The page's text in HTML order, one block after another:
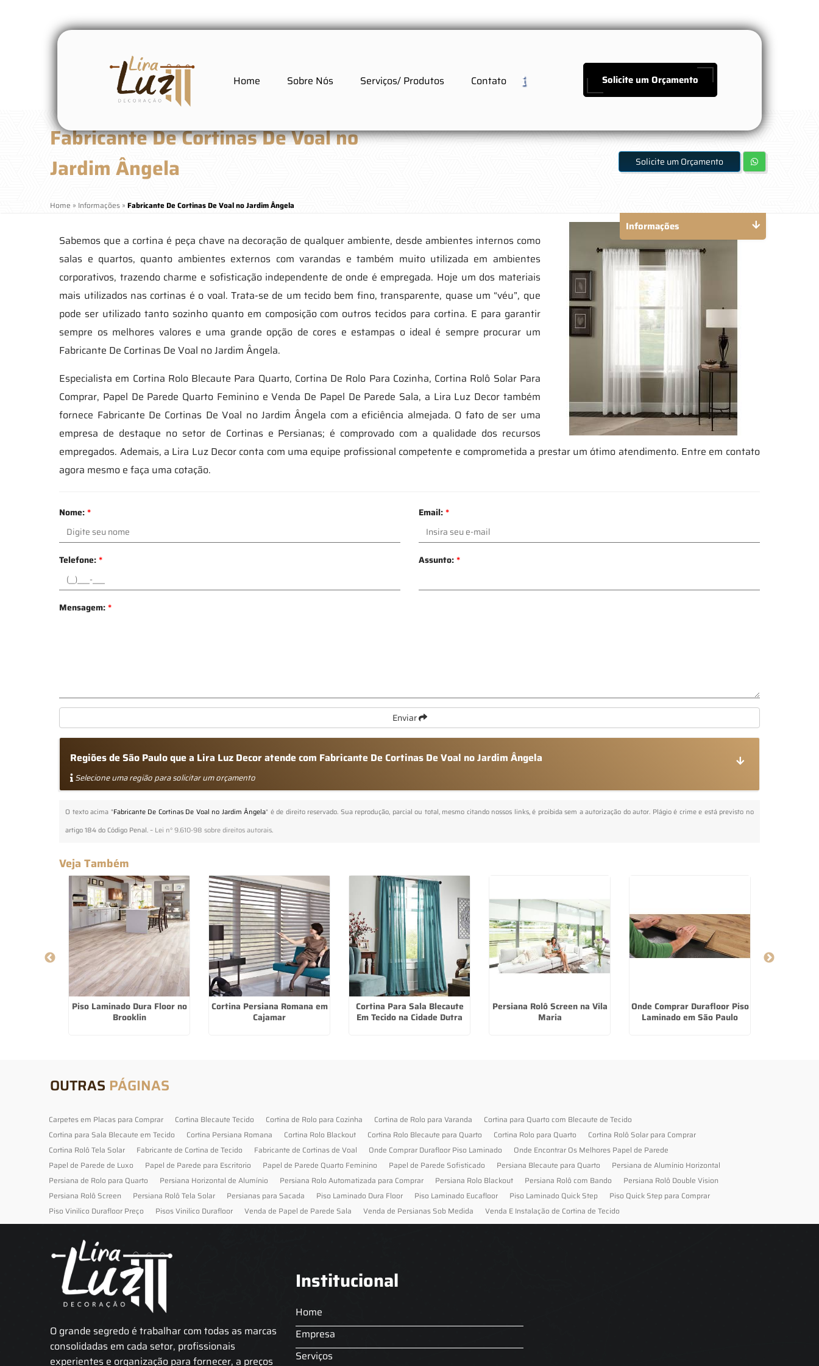
Home Sobre Nós Serviços/ Produtos Contato Solicite um Orçamento
Fabricante De Cortinas De Voal no
Jardim Ângela
Home » Informações »Fabricante De Cortinas De Voal no Jardim Ângela
Solicite um Orçamento
Sabemos que a cortina é peça chave na decoração de qualquer ambiente, desde ambientes internos como
salas e quartos, quanto ambientes externos com varandas e também muito utilizada em ambientes
corporativos, trazendo charme e sofisticação independente de onde é empregada. Hoje um dos materiais
mais utilizados nas cortinas é o voal. Trata-se de um tecido bem fino, transparente, quase um “véu”, que
pode ser utilizado tanto sozinho quanto em composição com outros tecidos para cortina. E para garantir
sempre os melhores valores e uma grande opção de cores e estampas o ideal é sempre procurar um
Fabricante De Cortinas De Voal no Jardim Ângela.
Especialista em Cortina Rolo Blecaute Para Quarto, Cortina De Rolo Para Cozinha, Cortina Rolô Solar Para
Comprar, Papel De Parede Quarto Feminino e Venda De Papel De Parede Sala, a Lira Luz Decor também
fornece Fabricante De Cortinas De Voal no Jardim Ângela com a eficiência almejada. O fato de ser uma
empresa de destaque no setor de Cortinas e Persianas; é comprovado com a qualidade dos recursos
empregados. Ademais, a Lira Luz Decor conta com uma equipe profissional competente e comprometida a prestar um ótimo atendimento. Entre em contato
agora mesmo e faça uma cotação.
Nome:* Email:*
Telefone:* Assunto:*
Mensagem:*
Enviar
Regiões de São Paulo que a Lira Luz Decor atende com Fabricante De Cortinas De Voal no Jardim Ângela
Selecione uma região para solicitar um orçamento
O texto acima "Fabricante De Cortinas De Voal no Jardim Ângela" é de direito reservado. Sua reprodução, parcial ou total, mesmo citando nossos links, é proibida sem a autorização do autor. Plágio é crime e está previsto no
artigo 184 do Código Penal. – Lei n° 9.610-98 sobre direitos autorais.
Informações
Veja Também
Piso Laminado Dura Floor no
Brooklin
Cortina Persiana Romana em
Cajamar
Cortina Para Sala Blecaute
Em Tecido na Cidade Dutra
Persiana Rolô Screen na Vila
Maria
Onde Comprar Durafloor Piso
Laminado em São Paulo
OUTRAS PÁGINAS
Carpetes em Placas para Comprar Cortina Blecaute Tecido Cortina de Rolo para Cozinha Cortina de Rolo para Varanda
Cortina para Quarto com Blecaute de Tecido
Cortina para Sala Blecaute em Tecido
Cortina Persiana Romana Cortina Rolo Blackout Cortina Rolo Blecaute para Quarto Cortina Rolo para Quarto
Cortina Rolô Solar para Comprar
Cortina Rolô Tela Solar
Fabricante de Cortina de Tecido Fabricante de Cortinas de Voal Onde Comprar Durafloor Piso Laminado
Onde Encontrar Os Melhores Papel de Parede
Papel de Parede de Luxo
Papel de Parede para Escritorio Papel de Parede Quarto Feminino Papel de Parede Sofisticado Persiana Blecaute para Quarto
Persiana de Alumínio Horizontal
Persiana de Rolo para Quarto
Persiana Horizontal de Alumínio Persiana Rolo Automatizada para Comprar Persiana Rolo Blackout Persiana Rolô com Bando
Persiana Rolô Double Vision
Persiana Rolô Screen
Persiana Rolô Tela Solar Persianas para Sacada Piso Laminado Dura Floor Piso Laminado Eucafloor Piso Laminado Quick Step
Piso Quick Step para Comprar
Piso Vinilico Durafloor Preço
Pisos Vinilico Durafloor Venda de Papel de Parede Sala Venda de Persianas Sob Medida Venda E Instalação de Cortina de Tecido
O grande segredo é trabalhar com todas as marcas
consolidadas em cada setor, profissionais
experientes e organização para fornecer, a preços
Institucional
Home
Empresa
Serviços